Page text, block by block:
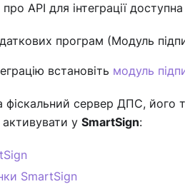
API для інтеграції доступна
програм (Модуль
встановіть модуль
фіскальний сервер ДПС, його
у SmartSign:
SmartSign